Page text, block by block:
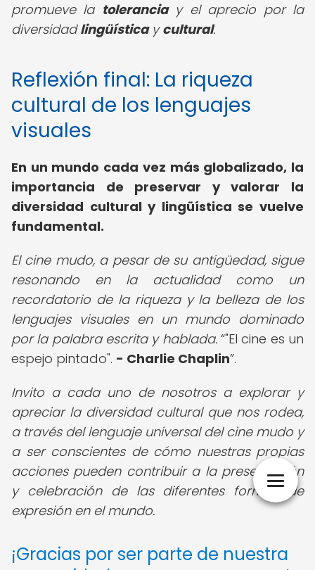
promueve la toleranciay el aprecio por la
diversidadlingüísticaycultural.
Reflexión final: La riqueza
cultural de los lenguajes
visuales
En un mundo cada vez más globalizado, la
importancia de preservar y valorar la
diversidad cultural y lingüística se vuelve
fundamental.
El cine mudo, a pesar de su antigüedad, sigue
resonando en la actualidad como un
recordatorio de la riqueza y la belleza de los
lenguajes visuales en un mundo dominado
por la palabra escrita y hablada. "El cine es un
espejo pintado". - Charlie Chaplin .
Invito a cada uno de nosotros a explorar y
apreciar la diversidad cultural que nos rodea,
a través del lenguaje universal del cine mudo y
a ser conscientes de cómo nuestras propias
acciones pueden contribuir a la preservación
y celebración de las diferentes formas de
expresión en el mundo.
¡Gracias por ser parte de nuestra